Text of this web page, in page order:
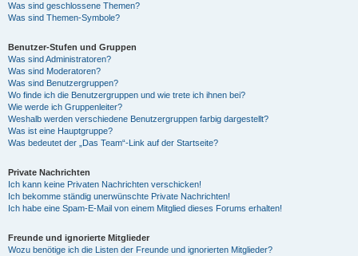
Was sind geschlossene Themen?
Was sind Themen-Symbole?
Benutzer-Stufen und Gruppen
Was sind Administratoren?
Was sind Moderatoren?
Was sind Benutzergruppen?
Wo finde ich die Benutzergruppen und wie trete ich ihnen bei?
Wie werde ich Gruppenleiter?
Weshalb werden verschiedene Benutzergruppen farbig dargestellt?
Was ist eine Hauptgruppe?
Was bedeutet der „Das Team“-Link auf der Startseite?
Private Nachrichten
Ich kann keine Privaten Nachrichten verschicken!
Ich bekomme ständig unerwünschte Private Nachrichten!
Ich habe eine Spam-E-Mail von einem Mitglied dieses Forums erhalten!
Freunde und ignorierte Mitglieder
Wozu benötige ich die Listen der Freunde und ignorierten Mitglieder?